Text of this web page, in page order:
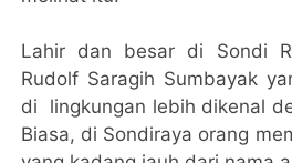
Lahir dan besar di Sondi
Rudolf Saragih Sumbayak
di lingkungan lebih dikenal
Biasa, di Sondiraya orang